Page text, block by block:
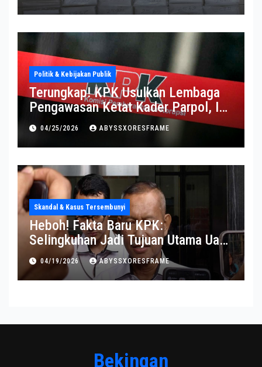
Politik & Kebijakan Publik
Terungkap! KPK Usulkan Lembaga
Pengawasan Ketat Kader Parpol, Ini
Alasannya
04/25/2026 ABYSSXORESFRAME
Skandal & Kasus Tersembunyi
Heboh! Fakta Baru KPK:
Selingkuhan Jadi Tujuan Utama Uang
Korupsi
04/19/2026 ABYSSXORESFRAME
Bekingan